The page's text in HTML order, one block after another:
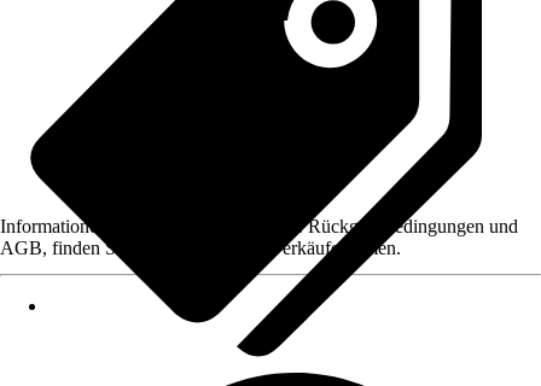
Informationen des Verkäufers, wie z. B. Rückgabebedingungen und
AGB, finden Sie bei Klick auf den Verkäufernamen.